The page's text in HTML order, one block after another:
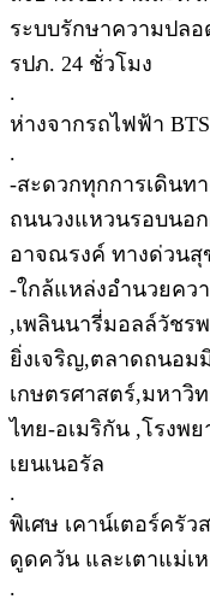
ระบบรักษาความปลอ
รปภ. 24 ชั่วโมง
.
ห่างจากรถไฟฟ้า
.
-สะดวกทุกการเดินทา
ถนนวงแหวนรอบนอ
อาจณรงค์ ทางด่วน
-ใกล้แหล่งอำนวยค
,เพลินนารี่มอลล์วัชร
ยิ่งเจริญ,ตลาดถนอม
เกษตรศาสตร์,มหาวิ
ไทย-อเมริกัน ,โรงพ
เยนเนอรัล
.
พิเศษ เคาน์เตอร์ครัว
ดูดควัน และเตาแม่เ
.